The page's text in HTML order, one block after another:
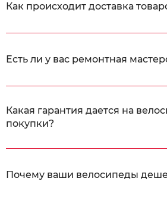
Как происходит доставка
Есть ли у вас ремонтная
Какая гарантия дается на
покупки?
Почему ваши велосипеды